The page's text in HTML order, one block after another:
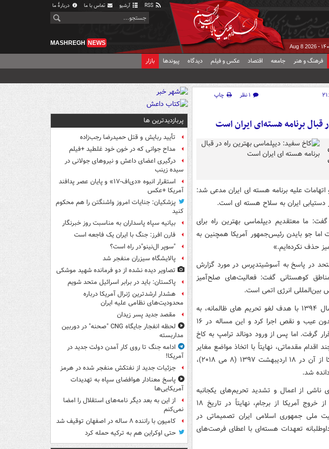
آرشیو تماس با ما دربارهٔ ما
Aug 8 2026
MASHREGH NEWS
فرهنگ و هنر جامعه اقتصاد عکس و فیلم دیدگاه پیوندها بازار
۱ نظر
چاپ
برنامه هسته‌ای ایران است
علیه برنامه هسته ای ایران مدعی شد:
دستیابی ایران به سلاح هسته ای است.
ما معتقدیم دیپلماسی بهترین راه برای
اما جو بایدن رئیس‌جمهور آمریکا همچنین به
حذف نکرده‌ایم.»
در پاسخ به آسوشیتدپرس در مورد گزارش
مناطق کوهستانی گفت: فعالیت‌های صلح‌آمیز
انرژی اتمی است.
جمهوری اسلامی ایران پس از امضای برجام در سال ۱۳۹۴ با هدف لغو تحریم های ظالمانه، به
عنوان کشوری مسئولیت پذیر، تعهدات خود را بدون عیب و نقص اجرا کرد و این مساله در ۱۶
گرفت. اما پس از ورود دونالد ترامپ به کاخ
(دی ماه ۱۳۹۵) و پس از چند اقدام مقدماتی، نهایتاً با اتخاذ مواضع مغایر
با مفاد برجام، با خروج یکجانبه و غیرقانونی آمریکا از آن در ۱۸ اردیبهشت ۱۳۹۷ (۸ می ۲۰۱۸)،
شد.
ناشی از اعمال و تشدید تحریم‌های یکجانبه
آمریکا از طرف دیگر، باعث شد تا یکسال پس از خروج آمریکا از برجام، نهایتاً در تاریخ ۱۸
شورای‌عالی امنیت ملی جمهوری اسلامی ایران تصمیماتی در
تعهدات هسته‌ای با اعطای فرصت‌های
پربازدیدترین ها
تأیید ربایش و قتل حمیدرضا رجب‌زاده
مداح جوانی که در خون خود غلطید +فیلم
درگیری اعضای داعش و نیروهای جولانی در
سیده زینب
استقرار انبوه «دی‌اف‑۱۷» و پایان عصر پدافند
آمریکا +عکس
پزشکیان: جنایات امروز واشنگتن را هم محکوم
کنید
بیانیه سپاه پاسداران به مناسبت روز خبرنگار
فارن افرز: جنگ با ایران یک فاجعه است
"سوپر ال‌نینو"در راه است؟
پالایشگاه سیزران منفجر شد
تصاویر دیده‌ نشده از دو فرمانده شهید موشکی
پاکستان: باید در برابر اسرائیل متحد شویم
هشدار ارشدترین ژنرال آمریکا درباره
محدودیت‌های نظامی علیه ایران
مقصد جدید پسر زیدان
لحظه انفجار جایگاه CNG "صحنه" در دوربین
مداربسته
ادامه جنگ تا روی کار آمدن دولت جدید در
آمریکا!
جزئیات جدید از نفتکش منفجر شده در هرمز
پاسخ معنادار هوافضای سپاه به تهدیدات
آمریکایی‌ها
از این به بعد دیگر نامه‌های استقلال را امضا
نمی‌کنم
کامیون با راننده ۸ ساله در اصفهان توقیف شد
حتی اوکراین هم به ترکیه حمله کرد